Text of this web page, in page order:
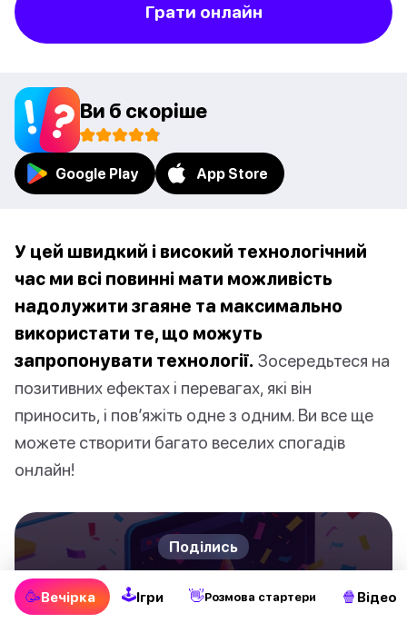
Грати онлайн
Ви б скоріше
Google Play App Store
У цей швидкий і високий технологічний
час ми всі повинні мати можливість
надолужити згаяне та максимально
використати те, що можуть
запропонувати технології. Зосередьтеся на
позитивних ефектах і перевагах, які він
приносить, і пов’яжіть одне з одним. Ви все ще
можете створити багато веселих спогадів
онлайн!
Поділись
9 веселих онлайн-ігор для
вечірок, щоб покращити своє
🥳Вечірка 🕹Ігри 👋Pозмова стартери 🍿 Відео